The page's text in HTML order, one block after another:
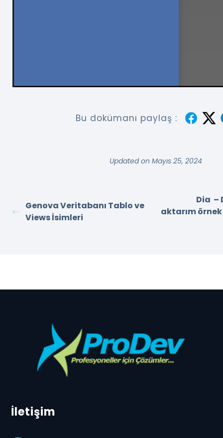
Bu dokümanı paylaş :
Updated on Mayıs 25, 2024
Genova Veritabanı Tablo ve
Views İsimleri
Dia –
aktarım
İletişim